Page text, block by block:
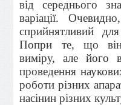
від середнього
варіації.
сприйнятливий
Попри те, що він
виміру, але його
проведення
роботи різних
насінин різних